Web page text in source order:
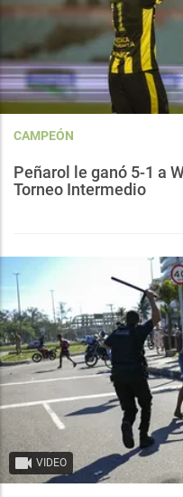
CAMPEÓN
Peñarol le ganó 5-1 a
Torneo Intermedio
VIDEO